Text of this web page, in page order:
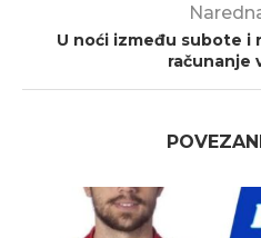
U noći između subote
računanje